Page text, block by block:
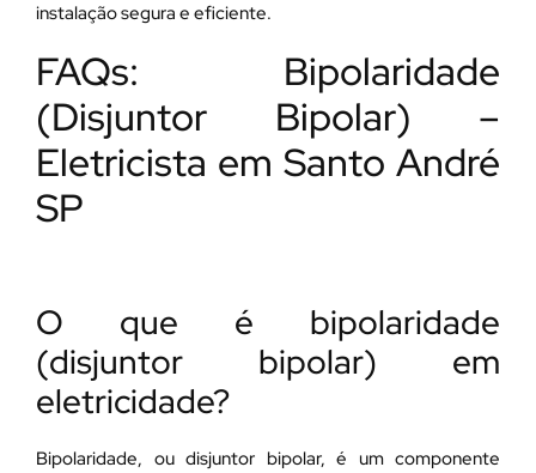
instalação segura e eficiente.
FAQs: Bipolaridade
(Disjuntor Bipolar) –
Eletricista em Santo André
SP
O que é bipolaridade
(disjuntor bipolar) em
eletricidade?
Bipolaridade, ou disjuntor bipolar, é um componente